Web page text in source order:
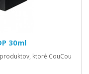
30ml
ktoré CouCou